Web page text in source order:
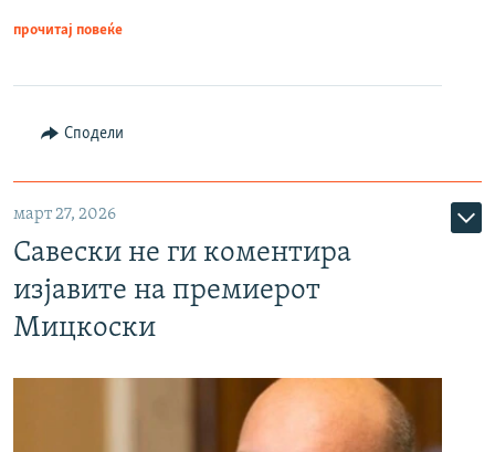
прочитај повеќе
Сподели
март 27, 2026
Савески не ги коментира
изјавите на премиерот
Мицкоски